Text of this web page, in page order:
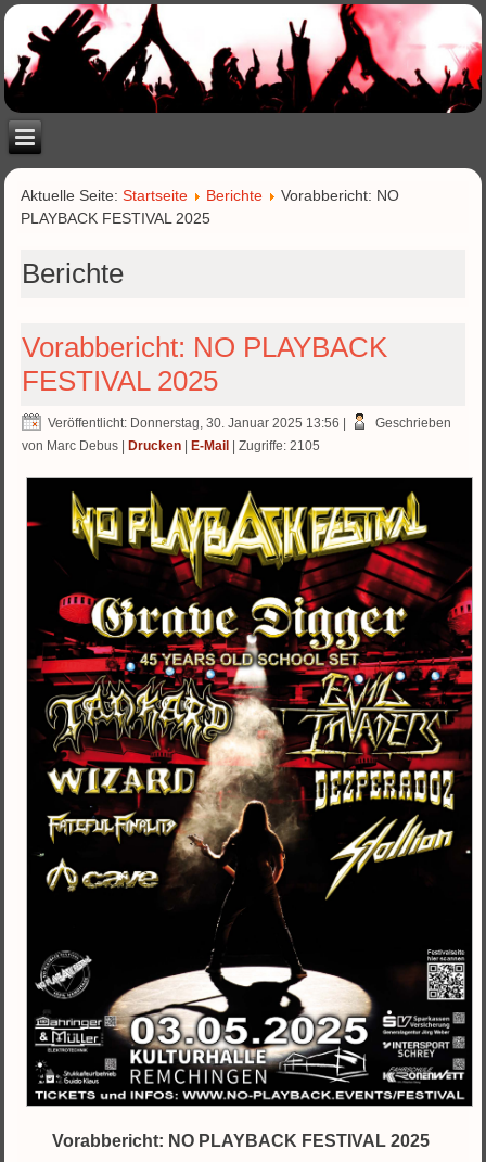
Aktuelle Seite:Startseite Berichte
Vorabbericht: NO
PLAYBACK FESTIVAL 2025
Berichte
Vorabbericht: NO PLAYBACK
FESTIVAL 2025
Veröffentlicht: Donnerstag, 30. Januar 2025 13:56
Geschrieben
von Marc Debus
Drucken E-Mail | Zugriffe: 2105
Vorabbericht: NO PLAYBACK FESTIVAL 2025